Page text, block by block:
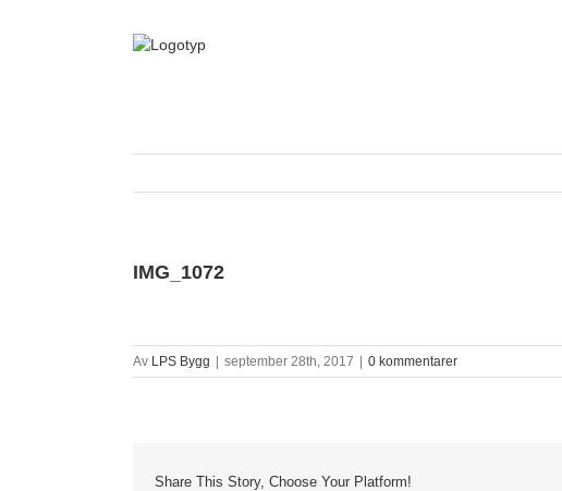
IMG_1072
Av LPS Bygg september 28th, 2017 0 kommentarer
Share This Story, Choose Your Platform!